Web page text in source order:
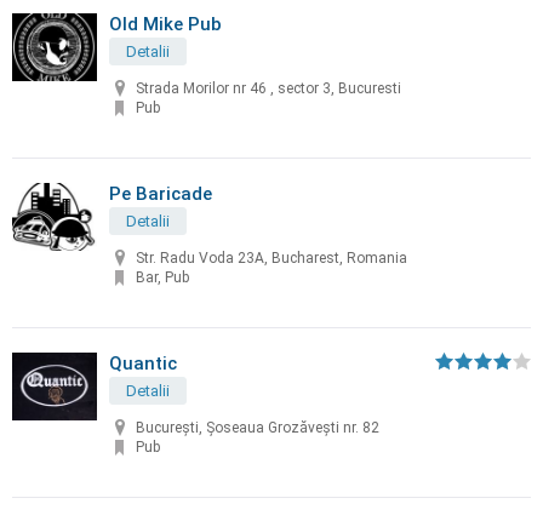
Old Mike Pub
Detalii
Strada Morilor nr 46 , sector 3, Bucuresti
Pub
Pe Baricade
Detalii
Str. Radu Voda 23A, Bucharest, Romania
Bar, Pub
Quantic
Detalii
București, Șoseaua Grozăvești nr. 82
Pub